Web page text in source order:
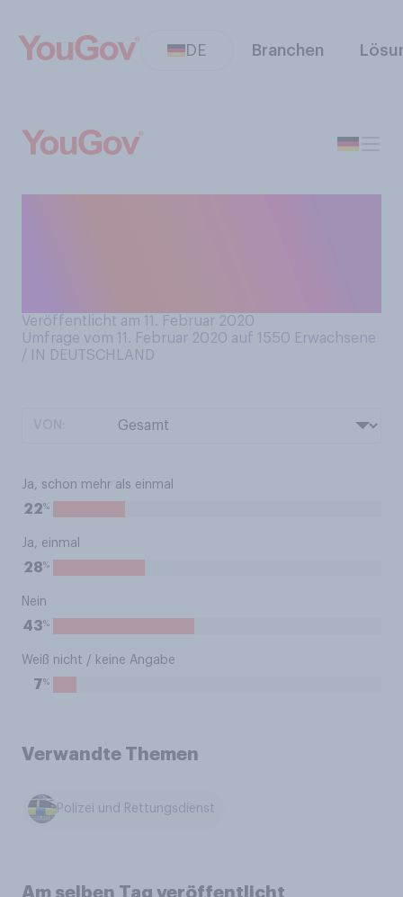
DE Branchen
Veröffentlicht am 11. Februar 2020
Umfrage vom 11. Februar 2020 auf 1550 Erwachsene
/ IN DEUTSCHLAND
Ja, schon mehr als einmal
22%
Ja, einmal
28%
Nein
43%
Weiß nicht / keine Angabe
7%
Verwandte Themen
Polizei und Rettungsdienst
Am selben Tag veröffentlicht